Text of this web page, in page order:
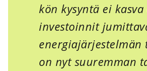
kön kysyn­tä ei
inves­toin­nit
ener­gia­jär­jes­tel­män
on nyt suu­rem­man